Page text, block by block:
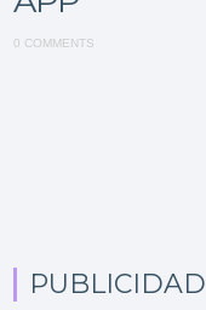
0 COMMENTS
PUBLICIDAD